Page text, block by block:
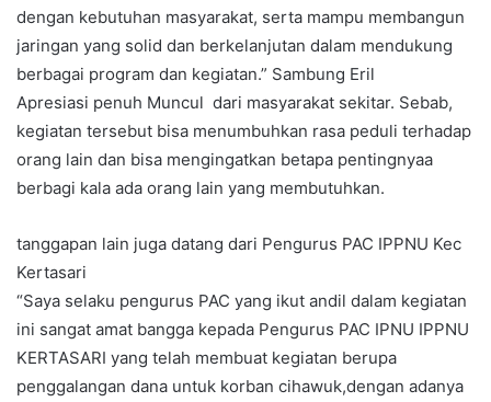
dengan kebutuhan masyarakat, serta mampu membangun
jaringan yang solid dan berkelanjutan dalam mendukung
berbagai program dan kegiatan.” Sambung Eril
Apresiasi penuh Muncul dari masyarakat sekitar. Sebab,
kegiatan tersebut bisa menumbuhkan rasa peduli terhadap
orang lain dan bisa mengingatkan betapa pentingnyaa
berbagi kala ada orang lain yang membutuhkan.
tanggapan lain juga datang dari Pengurus PAC IPPNU Kec
Kertasari
“Saya selaku pengurus PAC yang ikut andil dalam kegiatan
ini sangat amat bangga kepada Pengurus PAC IPNU IPPNU
KERTASARI yang telah membuat kegiatan berupa
penggalangan dana untuk korban cihawuk,dengan adanya